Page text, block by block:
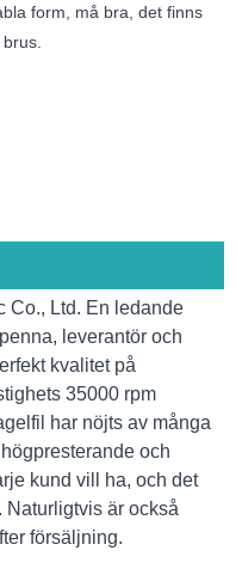
form, må bra, det finns
Co., Ltd. En ledande
leverantör och
kvalitet på
35000 rpm
har nöjts av många
och
kund vill ha, och det
Naturligtvis är också
försäljning.